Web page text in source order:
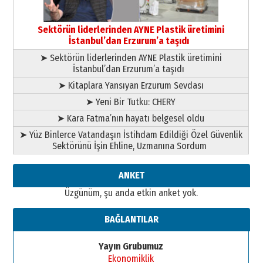
Başkan Sekmen’den Erzurum’a
bir vizyon proje daha!
02 Ağustos 2026 Pazar
Sektörün liderlerinden AYNE Plastik üretimini
İstanbul’dan Erzurum’a taşıdı
➤ Sektörün liderlerinden AYNE Plastik üretimini
İstanbul’dan Erzurum’a taşıdı
➤ Kitaplara Yansıyan Erzurum Sevdası
➤ Yeni Bir Tutku: CHERY
➤ Kara Fatma’nın hayatı belgesel oldu
➤ Yüz Binlerce Vatandaşın İstihdam Edildiği Özel Güvenlik
Sektörünü İşin Ehline, Uzmanına Sordum
ANKET
Üzgünüm, şu anda etkin anket yok.
BAĞLANTILAR
Yayın Grubumuz
Ekonomiklik